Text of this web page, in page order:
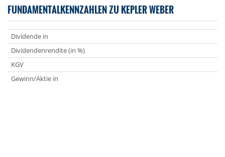
FUNDAMENTALKENNZAHLEN ZU KEPLER WEBER
Dividende in
Dividendenrendite (in %)
KGV
Gewinn/Aktie in